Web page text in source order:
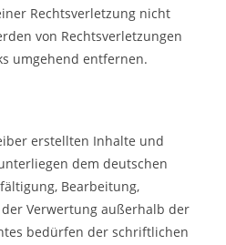
Rechtsverletzung nicht
von Rechtsverletzungen
umgehend entfernen.
erstellten Inhalte und
dem deutschen
Bearbeitung,
Verwertung außerhalb der
bedürfen der schriftlichen